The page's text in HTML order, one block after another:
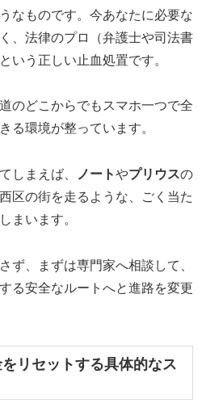
なものです。今あなたに必要な
、法律のプロ（弁護士や司法書
いう正しい止血処置です。
のどこからでもスマホ一つで全
る環境が整っています。
しまえば、 ノートやプリウスの
区の街を走るような、ごく当た
まいます。
ず、まずは専門家へ相談して、
る安全なルートへと進路を変更
リセットする具体的なス